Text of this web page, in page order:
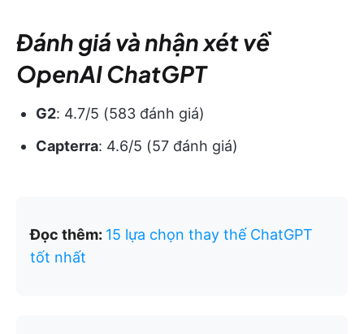
Đánh giá và nhận xét về
OpenAI ChatGPT
G2: 4.7/5 (583 đánh giá)
Capterra: 4.6/5 (57 đánh giá)
Đọc thêm: 15 lựa chọn thay thế ChatGPT
tốt nhất